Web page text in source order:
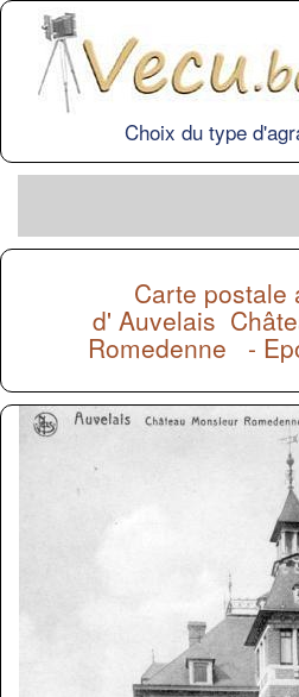
Choix du type
Carte postale
d' Auvelais
Romedenne -